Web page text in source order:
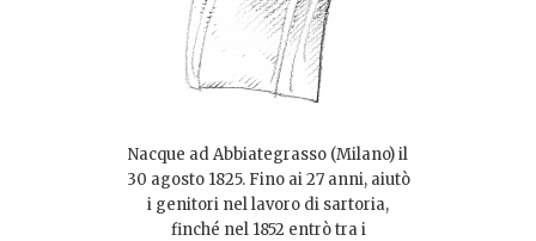
Nacque ad Abbiategrasso (Milano) il
30 agosto 1825. Fino ai 27 anni, aiutò
i genitori nel lavoro di sartoria,
finché nel 1852 entrò tra i